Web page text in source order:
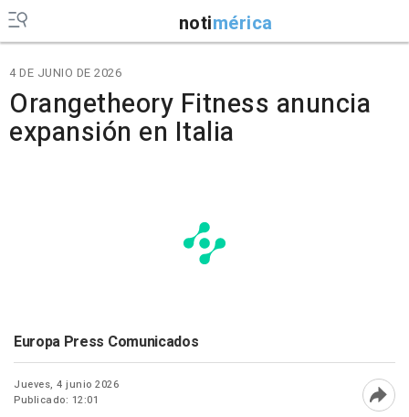
notimérica
4 DE JUNIO DE 2026
Orangetheory Fitness anuncia
expansión en Italia
Europa Press Comunicados
Jueves, 4 junio 2026
Publicado: 12:01